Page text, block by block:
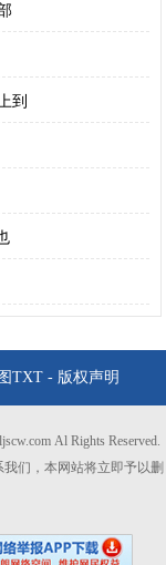
到
TXT- 版权声明
Al Rights Reserved.
们，本网站将立即予以删